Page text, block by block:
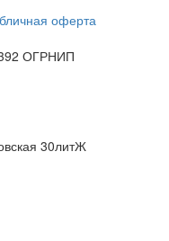
оферта
ОГРНИП
30литЖ